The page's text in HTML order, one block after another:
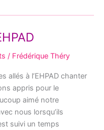
/ Frédérique Théry
allés à l’EHPAD chanter
appris pour le
aimé notre
nous lorsqu’ils
suivi un temps